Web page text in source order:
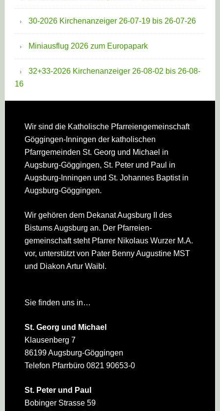
30-2026 Kirchenanzeiger 26-07-19 bis 26-07-26
Miniausflug 2026 zum Europapark
32+33-2026 Kirchenanzeiger 26-08-02 bis 26-08-
16
Footer
Wir sind die Katholische Pfarreien­gemeinschaft
Göggingen-Inningen der katholischen
Pfarrgemeinden St. Georg und Michael in
Augsburg-Göggingen, St. Peter und Paul in
Augsburg-Inningen und St. Johannes Baptist in
Augsburg-Göggingen.
Wir gehören dem Dekanat Augsburg II des
Bistums Augsburg an. Der Pfarreien­
gemeinschaft steht Pfarrer Nikolaus Wurzer M.A.
vor, unterstützt von Pater Benny Augustine MST
und Diakon Artur Waibl.
Sie finden uns in…
St. Georg und Michael
Klausenberg 7
86199 Augsburg-Göggingen
Telefon Pfarrbüro 0821 90653-0
St. Peter und Paul
Bobinger Strasse 59